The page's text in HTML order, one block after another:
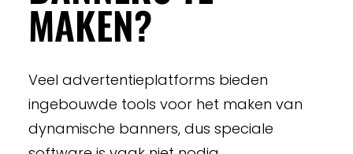
MAKEN?
Veel advertentieplatforms bieden
ingebouwde tools voor het maken van
dynamische banners, dus speciale